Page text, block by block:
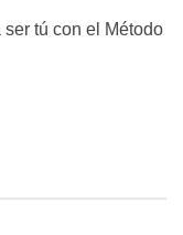
tú con el Método